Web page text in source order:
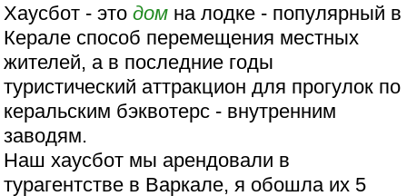
Хаусбот - этодом на лодке - популярный в
Керале способ перемещения местных
жителей, а в последние годы
туристический аттракцион для прогулок по
керальским бэквотерс - внутренним
заводям.
Наш хаусбот мы арендовали в
турагентстве в Варкале, я обошла их 5